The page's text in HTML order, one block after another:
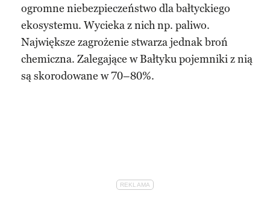
ogromne niebezpieczeństwo dla bałtyckiego
ekosystemu. Wycieka z nich np. paliwo.
Największe zagrożenie stwarza jednak broń
chemiczna. Zalegające w Bałtyku pojemniki z nią
są skorodowane w 70–80%.